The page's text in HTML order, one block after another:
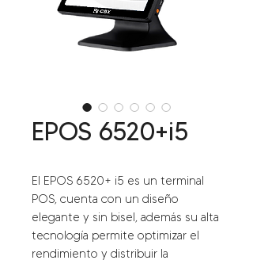
EPOS 6520+i5
El EPOS 6520+ i5 es un terminal
POS, cuenta con un diseño
elegante y sin bisel, además su alta
tecnología permite optimizar el
rendimiento y distribuir la